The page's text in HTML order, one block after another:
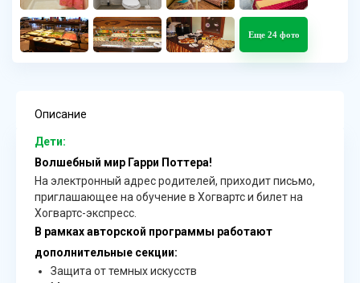
Еще 24 фото
Описание
Дети:
Волшебный мир Гарри Поттера!
На электронный адрес родителей, приходит письмо,
приглашающее на обучение в Хогвартс и билет на
Хогвартс-экспресс.
В рамках авторской программы работают
дополнительные секции:
Защита от темных искусств